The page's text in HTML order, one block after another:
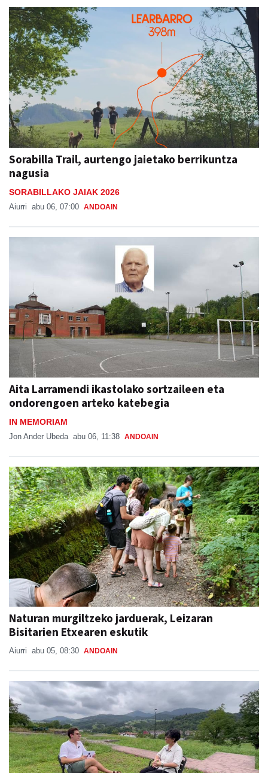
Sorabilla Trail, aurtengo jaietako berrikuntza
nagusia
SORABILLAKO JAIAK 2026
Aiurri abu 06, 07:00 ANDOAIN
Aita Larramendi ikastolako sortzaileen eta
ondorengoen arteko katebegia
IN MEMORIAM
Jon Ander Ubeda abu 06, 11:38 ANDOAIN
Naturan murgiltzeko jarduerak, Leizaran
Bisitarien Etxearen eskutik
Aiurri abu 05, 08:30 ANDOAIN